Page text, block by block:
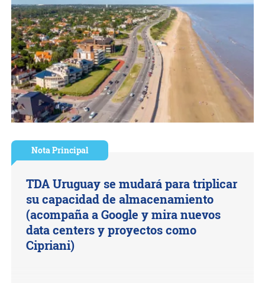
Nota Principal
TDA Uruguay se mudará para triplicar
su capacidad de almacenamiento
(acompaña a Google y mira nuevos
data centers y proyectos como
Cipriani)